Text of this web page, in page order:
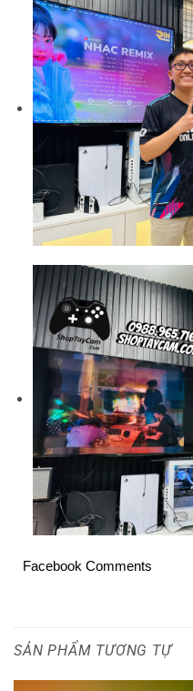
Facebook Comments
SẢN PHẨM TƯƠNG TỰ